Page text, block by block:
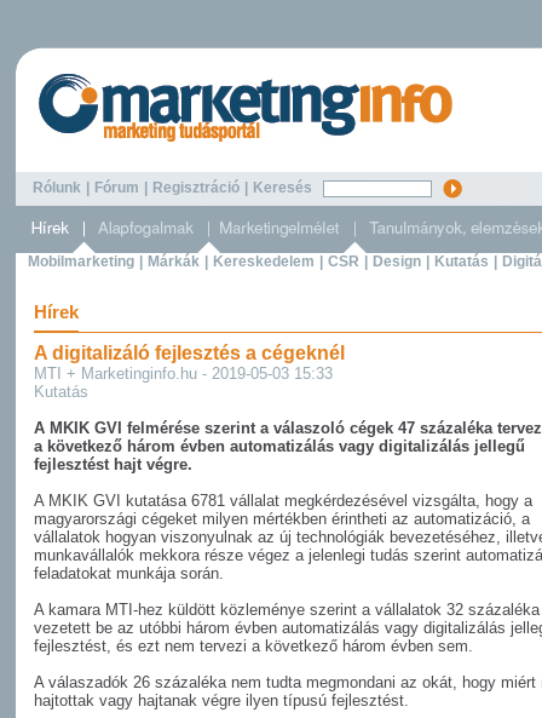
Rólunk Fórum Regisztráció Keresés
Mobilmarketing Márkák Kereskedelem CSR Design Kutatás
Hírek
A digitalizáló fejlesztés a cégeknél
MTI + Marketinginfo.hu - 2019-05-03 15:33
Kutatás
A MKIK GVI felmérése szerint a válaszoló cégek 47 százaléka
a következő három évben automatizálás vagy digitalizálás jellegű
fejlesztést hajt végre.
A MKIK GVI kutatása 6781 vállalat megkérdezésével vizsgálta, hogy a
magyarországi cégeket milyen mértékben érintheti az automatizáció, a
vállalatok hogyan viszonyulnak az új technológiák bevezetéséhez,
munkavállalók mekkora része végez a jelenlegi tudás szerint
feladatokat munkája során.
A kamara MTI-hez küldött közleménye szerint a vállalatok 32
vezetett be az utóbbi három évben automatizálás vagy digitalizálás
fejlesztést, és ezt nem tervezi a következő három évben sem.
A válaszadók 26 százaléka nem tudta megmondani az okát, hogy miért
hajtottak vagy hajtanak végre ilyen típusú fejlesztést.